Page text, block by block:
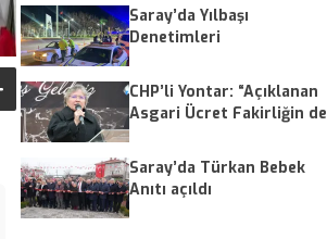
Saray’da Yılbaşı
Denetimleri
CHP’li Yontar: “Açıklanan
Asgari Ücret Fakirliğin de
Saray’da Türkan Bebek
Anıtı açıldı